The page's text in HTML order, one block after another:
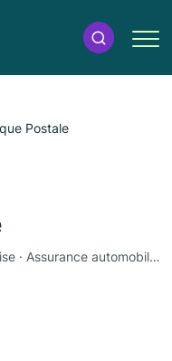
Postale
Banque · Conseil en gestion d'entreprise · Assurance automobile · Assurance